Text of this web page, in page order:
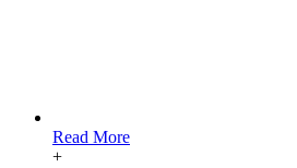
Read More
+